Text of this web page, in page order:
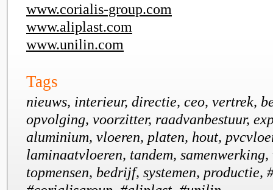
www.corialis-group.com
www.aliplast.com
www.unilin.com
Tags
nieuws, interieur, directie, ceo, vertrek,
opvolging, voorzitter, raadvanbestuur,
aluminium, vloeren, platen, hout,
laminaatvloeren, tandem,
topmensen, bedrijf, systemen, productie,